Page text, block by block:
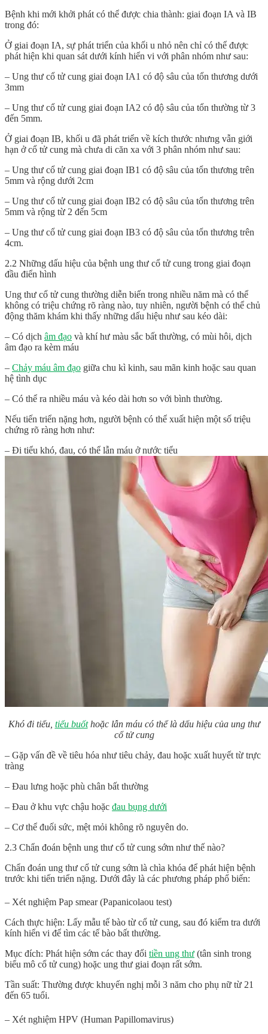
Bệnh khi mới khởi phát có thể được chia thành: giai đoạn IA và IB
trong đó:
Ở giai đoạn IA, sự phát triển của khối u nhỏ nên chỉ có thể được
phát hiện khi quan sát dưới kính hiển vi với phân nhóm như sau:
– Ung thư cổ tử cung giai đoạn IA1 có độ sâu của tổn thương dưới
3mm
– Ung thư cổ tử cung giai đoạn IA2 có độ sâu của tổn thường từ 3
đến 5mm.
Ở giai đoạn IB, khối u đã phát triển về kích thước nhưng vẫn giới
hạn ở cổ tử cung mà chưa di căn xa với 3 phân nhóm như sau:
– Ung thư cổ tử cung giai đoạn IB1 có độ sâu của tổn thương trên
5mm và rộng dưới 2cm
– Ung thư cổ tử cung giai đoạn IB2 có độ sâu của tổn thương trên
5mm và rộng từ 2 đến 5cm
– Ung thư cổ tử cung giai đoạn IB3 có độ sâu của tổn thương trên
4cm.
2.2 Những dấu hiệu của bệnh ung thư cổ tử cung trong giai đoạn
đầu điển hình
Ung thư cổ tử cung thường diễn biến trong nhiều năm mà có thể
không có triệu chứng rõ ràng nào, tuy nhiên, người bệnh có thể chủ
động thăm khám khi thấy những dấu hiệu như sau kéo dài:
– Có dịch âm đạo và khí hư màu sắc bất thường, có mùi hôi, dịch
âm đạo ra kèm máu
– Chảy máu âm đạo giữa chu kì kinh, sau mãn kinh hoặc sau quan
hệ tình dục
– Có thể ra nhiều máu và kéo dài hơn so với bình thường.
Nếu tiến triển nặng hơn, người bệnh có thể xuất hiện một số triệu
chứng rõ ràng hơn như:
– Đi tiểu khó, đau, có thể lẫn máu ở nước tiểu
Khó đi tiểu, tiểu buốthoặc lẫn máu có thể là dấu hiệu của ung thư
cổ tử cung
– Gặp vấn đề về tiêu hóa như tiêu chảy, đau hoặc xuất huyết từ trực
tràng
– Đau lưng hoặc phù chân bất thường
– Đau ở khu vực chậu hoặc đau bụng dưới
– Cơ thể đuối sức, mệt mỏi không rõ nguyên do.
2.3 Chẩn đoán bệnh ung thư cổ tử cung sớm như thế nào?
Chẩn đoán ung thư cổ tử cung sớm là chìa khóa để phát hiện bệnh
trước khi tiến triển nặng. Dưới đây là các phương pháp phổ biến:
– Xét nghiệm Pap smear (Papanicolaou test)
Cách thực hiện: Lấy mẫu tế bào từ cổ tử cung, sau đó kiểm tra dưới
kính hiển vi để tìm các tế bào bất thường.
Mục đích: Phát hiện sớm các thay đổi tiền ung thư (tân sinh trong
biểu mô cổ tử cung) hoặc ung thư giai đoạn rất sớm.
Tần suất: Thường được khuyến nghị mỗi 3 năm cho phụ nữ từ 21
đến 65 tuổi.
– Xét nghiệm HPV (Human Papillomavirus)